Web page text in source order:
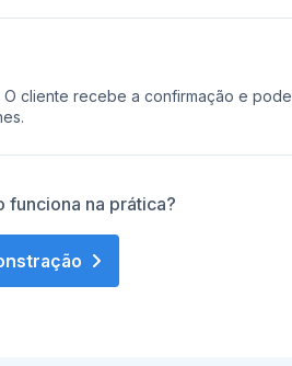
O cliente recebe a confirmação e pode
funciona na prática?